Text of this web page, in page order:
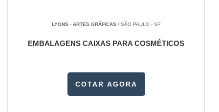
LYONS - ARTES GRÁFICAS/ SÃO PAULO - SP
EMBALAGENS CAIXAS PARA COSMÉTICOS
COTAR AGORA